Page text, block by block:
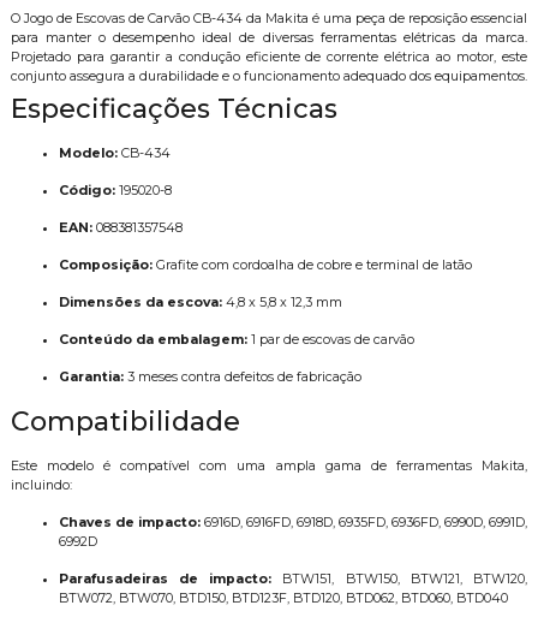
O Jogo de Escovas de Carvão CB-434 da Makita é uma peça de reposição essencial
para manter o desempenho ideal de diversas ferramentas elétricas da marca.
Projetado para garantir a condução eficiente de corrente elétrica ao motor, este
conjunto assegura a durabilidade e o funcionamento adequado dos equipamentos.
Especificações Técnicas
Modelo:CB-434
Código:195020-8
EAN:088381357548
Composição:Grafite com cordoalha de cobre e terminal de latão
Dimensões da escova:4,8 x 5,8 x 12,3 mm
Conteúdo da embalagem:1 par de escovas de carvão
Garantia:3 meses contra defeitos de fabricação
Compatibilidade
Este modelo é compatível com uma ampla gama de ferramentas Makita,
incluindo:
Chaves de impacto:6916D, 6916FD, 6918D, 6935FD, 6936FD, 6990D, 6991D,
6992D
Parafusadeiras de impacto: BTW151, BTW150, BTW121, BTW120,
BTW072, BTW070, BTD150, BTD123F, BTD120, BTD062, BTD060, BTD040